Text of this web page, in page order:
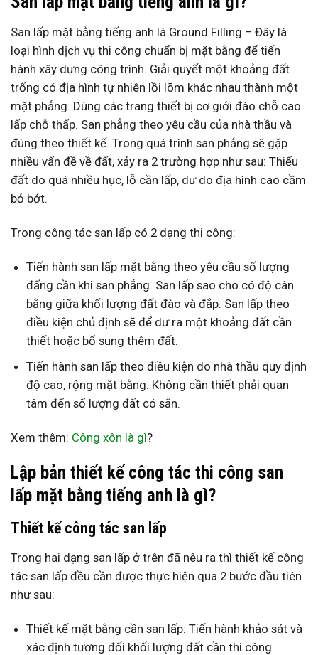
San lấp mặt bằng tiếng anh là Ground Filling – Đây là
loại hình dịch vụ thi công chuẩn bị mặt bằng để tiến
hành xây dựng công trình. Giải quyết một khoảng đất
trống có địa hình tự nhiên lồi lõm khác nhau thành một
mặt phẳng. Dùng các trang thiết bị cơ giới đào chỗ cao
lấp chỗ thấp. San phẳng theo yêu cầu của nhà thầu và
đúng theo thiết kế. Trong quá trình san phẳng sẽ gặp
nhiều vấn đề về đất, xảy ra 2 trường hợp như sau: Thiếu
đất do quá nhiều hục, lỗ cần lấp, dư do địa hình cao cầm
bỏ bớt.
Trong công tác san lấp có 2 dạng thi công:
Tiến hành san lấp mặt bằng theo yêu cầu số lượng
đấng cần khi san phẳng. San lấp sao cho có độ cân
bằng giữa khối lượng đất đào và đắp. San lấp theo
điều kiện chủ định sẽ để dư ra một khoảng đất cần
thiết hoặc bổ sung thêm đất.
Tiến hành san lấp theo điều kiện do nhà thầu quy định
độ cao, rộng mặt bằng. Không cần thiết phải quan
tâm đến số lượng đất có sẵn.
Xem thêm: Công xôn là gì?
Lập bản thiết kế công tác thi công san
lấp mặt bằng tiếng anh là gì?
Thiết kế công tác san lấp
Trong hai dạng san lấp ở trên đã nêu ra thì thiết kế công
tác san lấp đều cần được thực hiện qua 2 bước đầu tiên
như sau:
Thiết kế mặt bằng cần san lấp: Tiến hành khảo sát và
xác định tương đối khối lượng đất cần thi công.